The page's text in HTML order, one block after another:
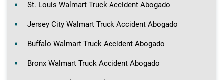
St. Louis Walmart Truck Accident Abogado
Jersey City Walmart Truck Accident Abogado
Buffalo Walmart Truck Accident Abogado
Bronx Walmart Truck Accident Abogado